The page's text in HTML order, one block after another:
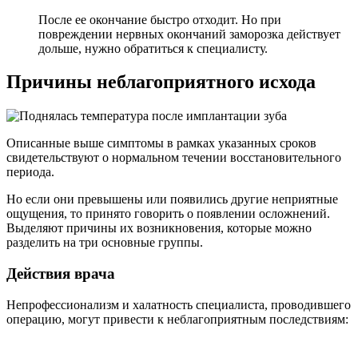
После ее окончание быстро отходит. Но при
повреждении нервных окончаний заморозка действует
дольше, нужно обратиться к специалисту.
Причины неблагоприятного исхода
Описанные выше симптомы в рамках указанных сроков
свидетельствуют о нормальном течении восстановительного
периода.
Но если они превышены или появились другие неприятные
ощущения, то принято говорить о появлении осложнений.
Выделяют причины их возникновения, которые можно
разделить на три основные группы.
Действия врача
Непрофессионализм и халатность специалиста, проводившего
операцию, могут привести к неблагоприятным последствиям: